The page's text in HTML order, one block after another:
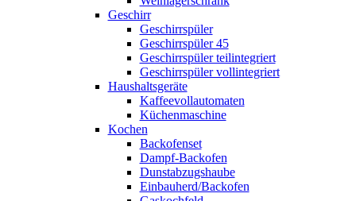
Geschirr
Geschirrspüler
Geschirrspüler 45
Geschirrspüler teilintegriert
Geschirrspüler vollintegriert
Haushaltsgeräte
Kaffeevollautomaten
Küchenmaschine
Kochen
Backofenset
Dampf-Backofen
Dunstabzugshaube
Einbauherd/Backofen